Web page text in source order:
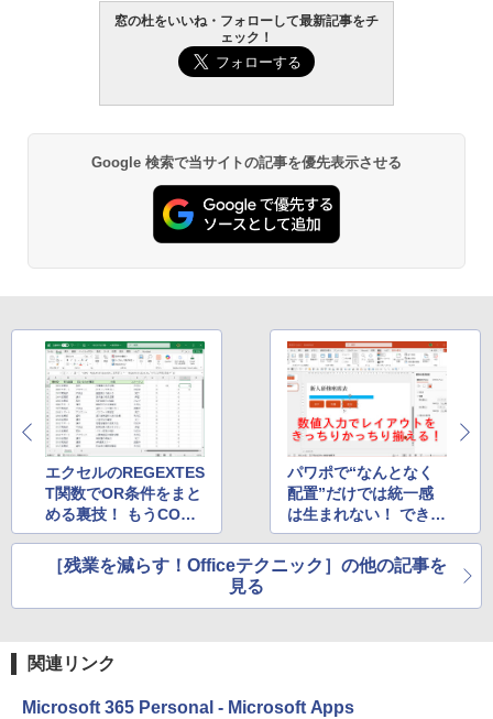
窓の杜をいいね・フォローして最新記事をチ
ェック！
Google 検索で当サイトの記事を優先表示させる
エクセルのREGEXTES
T関数でOR条件をまと
める裏技！ もうCOUN
TIFS関数を「+」でつ
なげなくてOK
パワポで“なんとなく
配置”だけでは統一感
は生まれない！ できる
人は「数値」で揃える
［残業を減らす！Officeテクニック］の他の記事を
見る
関連リンク
Microsoft 365 Personal - Microsoft Apps